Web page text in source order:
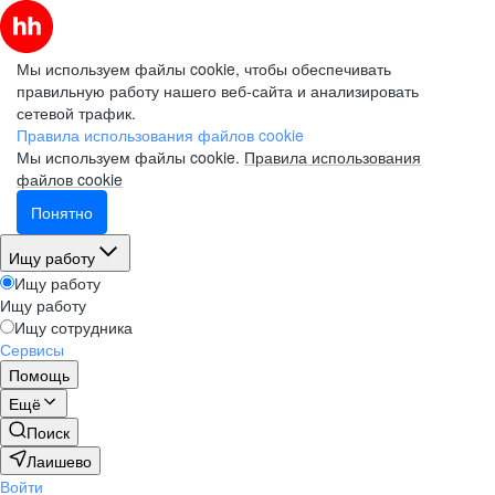
Мы используем файлы cookie, чтобы обеспечивать
правильную работу нашего веб-сайта и анализировать
сетевой трафик.
Правила использования файлов cookie
Мы используем файлы cookie. Правила использования
файлов cookie
Понятно
Ищу работу
Ищу работу
Ищу работу
Ищу сотрудника
Сервисы
Помощь
Ещё
Поиск
Лаишево
Войти